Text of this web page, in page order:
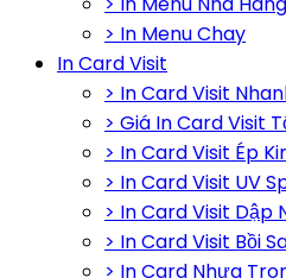
> In Menu Chay
In Card Visit
> In Card Visit
> Giá In Card Visit
> In Card Visit Ép
> In Card Visit UV
> In Card Visit Dập
> In Card Visit Bồi
> In Card Nhựa